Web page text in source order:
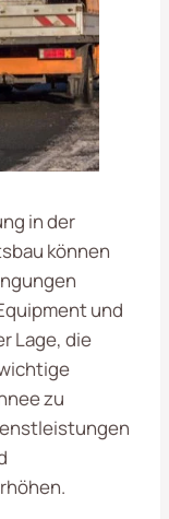
in der
können
und
Lage, die
zu